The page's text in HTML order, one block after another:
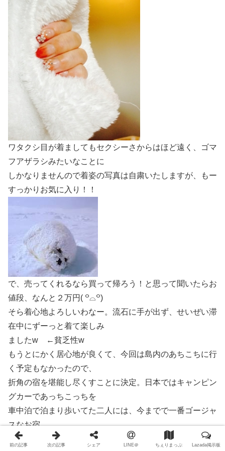
ワタクシ目が着ましてもセクシーさからはほど遠く、ゴマ
フアザラシみたいなことに
しかなりませんので着姿の写真は自粛いたしますが、もー
すっかりお気に入り！！
で、売ってくれるなら買って帰ろう！と思って聞いたらお
値段、なんと２万円( ꒪⌓꒪)
そら着心地よろしいわなー。流石に手が出ず、せいぜい滞
在中にずーっと着て楽しみ
ましたw ←貧乏性w
もうとにかく居心地が良くて、今回は島内のあちこちに行
く予定もなかったので、
折角の宿を堪能し尽くすことに決定。日本ではキャンピン
グカーであっちこっちを
車中泊で泊まり歩いてた二人には、今までで一番ゴージャ
スなお宿。
広すぎるプールにも結局入りにいかなかったけどw ふー
前の記事 次の記事 シェア LINE＠ ちぇりまっぷ Lazada掲示板